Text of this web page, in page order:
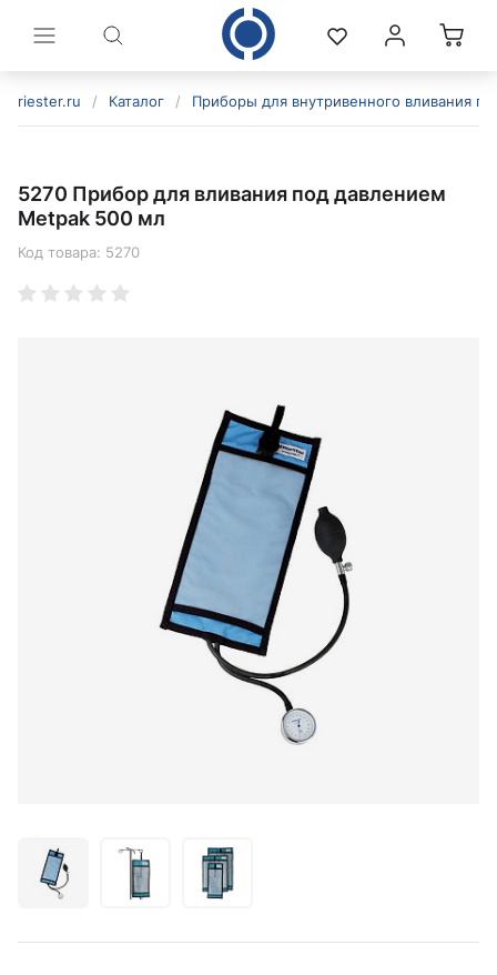
riester.ru / Каталог / Приборы для внутривенного вливания
5270 Прибор для вливания под давлением
Metpak 500 мл
Код товара: 5270